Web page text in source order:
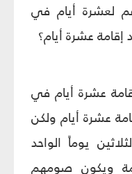
لعشرة أيام في
عشرة أيام؟
عشرة أيام في
عشرة أيام ولكن
يوماً الواحد
ويكون صومهم